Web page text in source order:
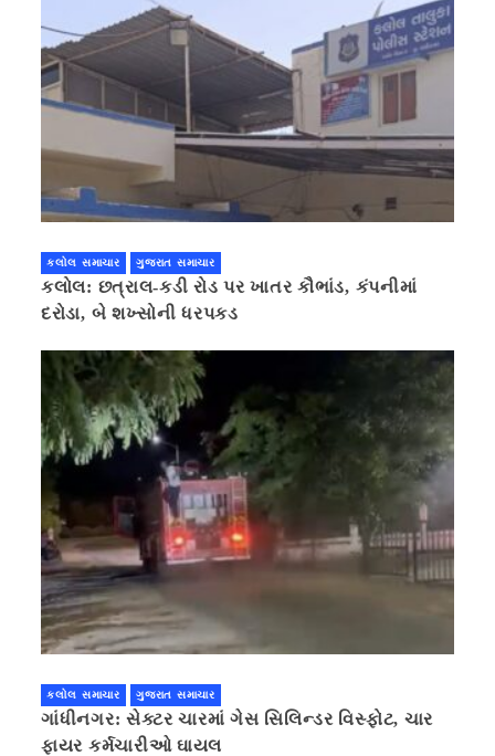
કલોલ સમાચાર ગુજરાત સમાચાર
કલોલ: છત્રાલ-કડી રોડ પર ખાતર કૌભાંડ, કંપનીમાં
દરોડા, બે શખ્સોની ધરપકડ
કલોલ સમાચાર ગુજરાત સમાચાર
ગાંધીનગર: સેક્ટર ચારમાં ગેસ સિલિન્ડર વિસ્ફોટ, ચાર
ફાયર કર્મચારીઓ ઘાયલ